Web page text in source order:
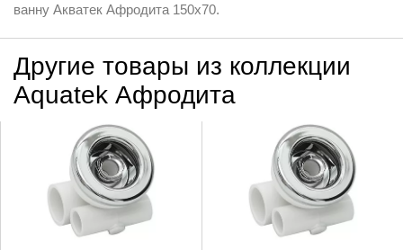
ванну Акватек Афродита 150х70.
Другие товары из коллекции
Aquatek Афродита